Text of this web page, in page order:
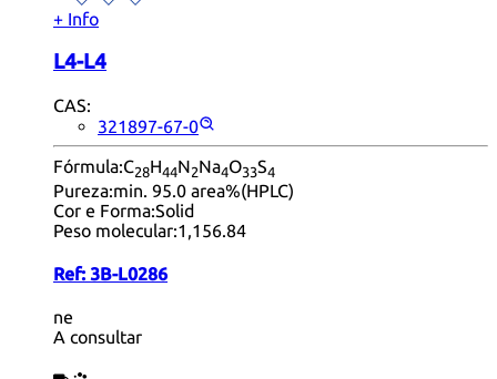
+ Info
L4-L4
CAS:
321897-67-0
Fórmula:C28H44N2Na4O33S4
Pureza:min. 95.0 area%(HPLC)
Cor e Forma:Solid
Peso molecular:1,156.84
Ref: 3B-L0286
ne
A consultar